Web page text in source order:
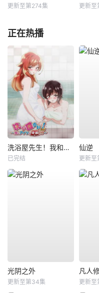
更新至第274集 更新至
正在热播
洗浴屋先生！我和那家伙在女浴池！？
已完结
仙逆
更新至
光阴之外
更新至第34集
凡人
更新至